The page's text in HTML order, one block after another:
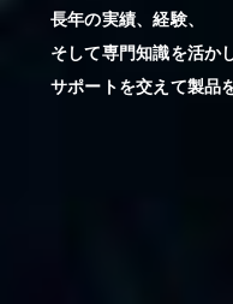
長年の実績、経験、
そして専門知識を活か
サポートを交えて製品